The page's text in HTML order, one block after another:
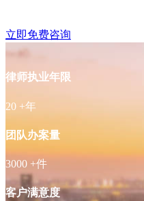
立即免费咨询
律师执业年限
20 +年
团队办案量
3000 +件
客户满意度